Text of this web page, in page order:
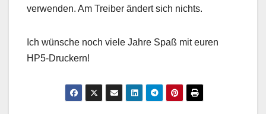
verwenden. Am Treiber ändert sich nichts.
Ich wünsche noch viele Jahre Spaß mit euren
HP5-Druckern!